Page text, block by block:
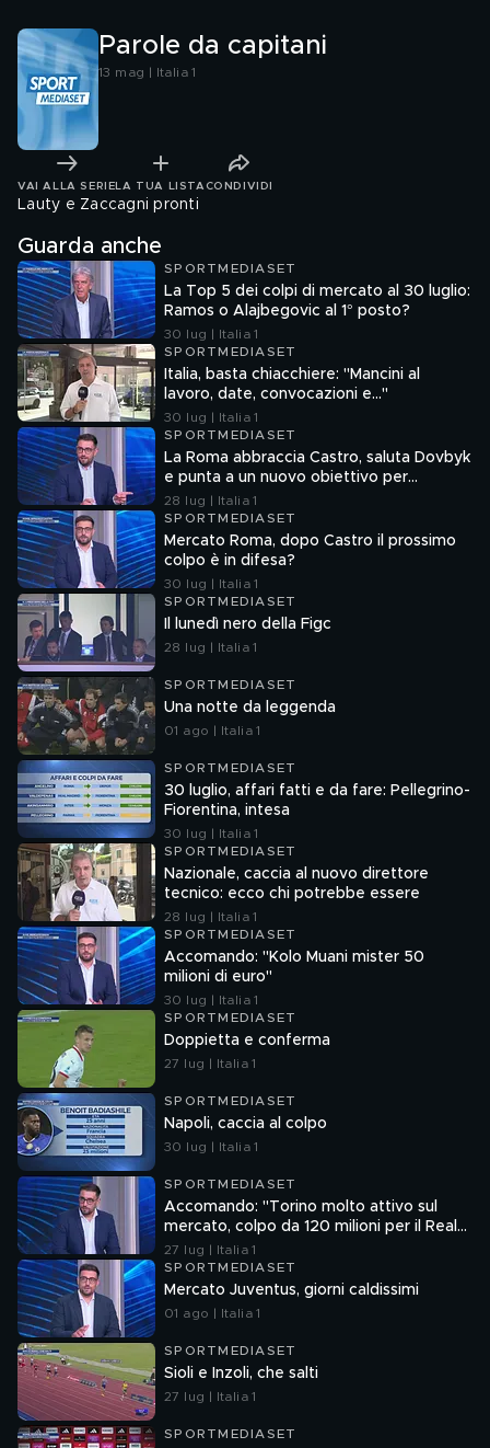
Parole da capitani
13 mag | Italia 1
VAI ALLA SERIE LA TUA LISTA CONDIVIDI
Lauty e Zaccagni pronti
Guarda anche
SPORTMEDIASET
La Top 5 dei colpi di mercato al 30 luglio:
Ramos o Alajbegovic al 1° posto?
30 lug | Italia 1
SPORTMEDIASET
Italia, basta chiacchiere: "Mancini al
lavoro, date, convocazioni e…"
30 lug | Italia 1
SPORTMEDIASET
La Roma abbraccia Castro, saluta Dovbyk
e punta a un nuovo obiettivo per
l'attacco
28 lug | Italia 1
SPORTMEDIASET
Mercato Roma, dopo Castro il prossimo
colpo è in difesa?
30 lug | Italia 1
SPORTMEDIASET
Il lunedì nero della Figc
28 lug | Italia 1
SPORTMEDIASET
Una notte da leggenda
01 ago | Italia 1
SPORTMEDIASET
30 luglio, affari fatti e da fare: Pellegrino-
Fiorentina, intesa
30 lug | Italia 1
SPORTMEDIASET
Nazionale, caccia al nuovo direttore
tecnico: ecco chi potrebbe essere
28 lug | Italia 1
SPORTMEDIASET
Accomando: "Kolo Muani mister 50
milioni di euro"
30 lug | Italia 1
SPORTMEDIASET
Doppietta e conferma
27 lug | Italia 1
SPORTMEDIASET
Napoli, caccia al colpo
30 lug | Italia 1
SPORTMEDIASET
Accomando: "Torino molto attivo sul
mercato, colpo da 120 milioni per il Real
Madrid"
27 lug | Italia 1
SPORTMEDIASET
Mercato Juventus, giorni caldissimi
01 ago | Italia 1
SPORTMEDIASET
Sioli e Inzoli, che salti
27 lug | Italia 1
SPORTMEDIASET